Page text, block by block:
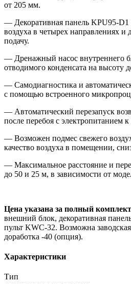
от 205 мм.
— Декоративная панель KPU95-D1
воздуха в четырех направлениях
подачу.
— Дренажный насос внутреннего
отводимого конденсата на высоту
— Самодиагностика и
с помощью встроенного
— Автоматический перезапуск
после перебоя с электропитанием
— Возможен подмес свежего
качество воздуха в помещении,
— Максимальное расстояние и
до 50 и 25 м, в зависимости от
Цена указана за полный комплект
внешний блок, декоративная
пульт KWC-32. Возможна
доработка -40 (опция).
Характеристики
Тип